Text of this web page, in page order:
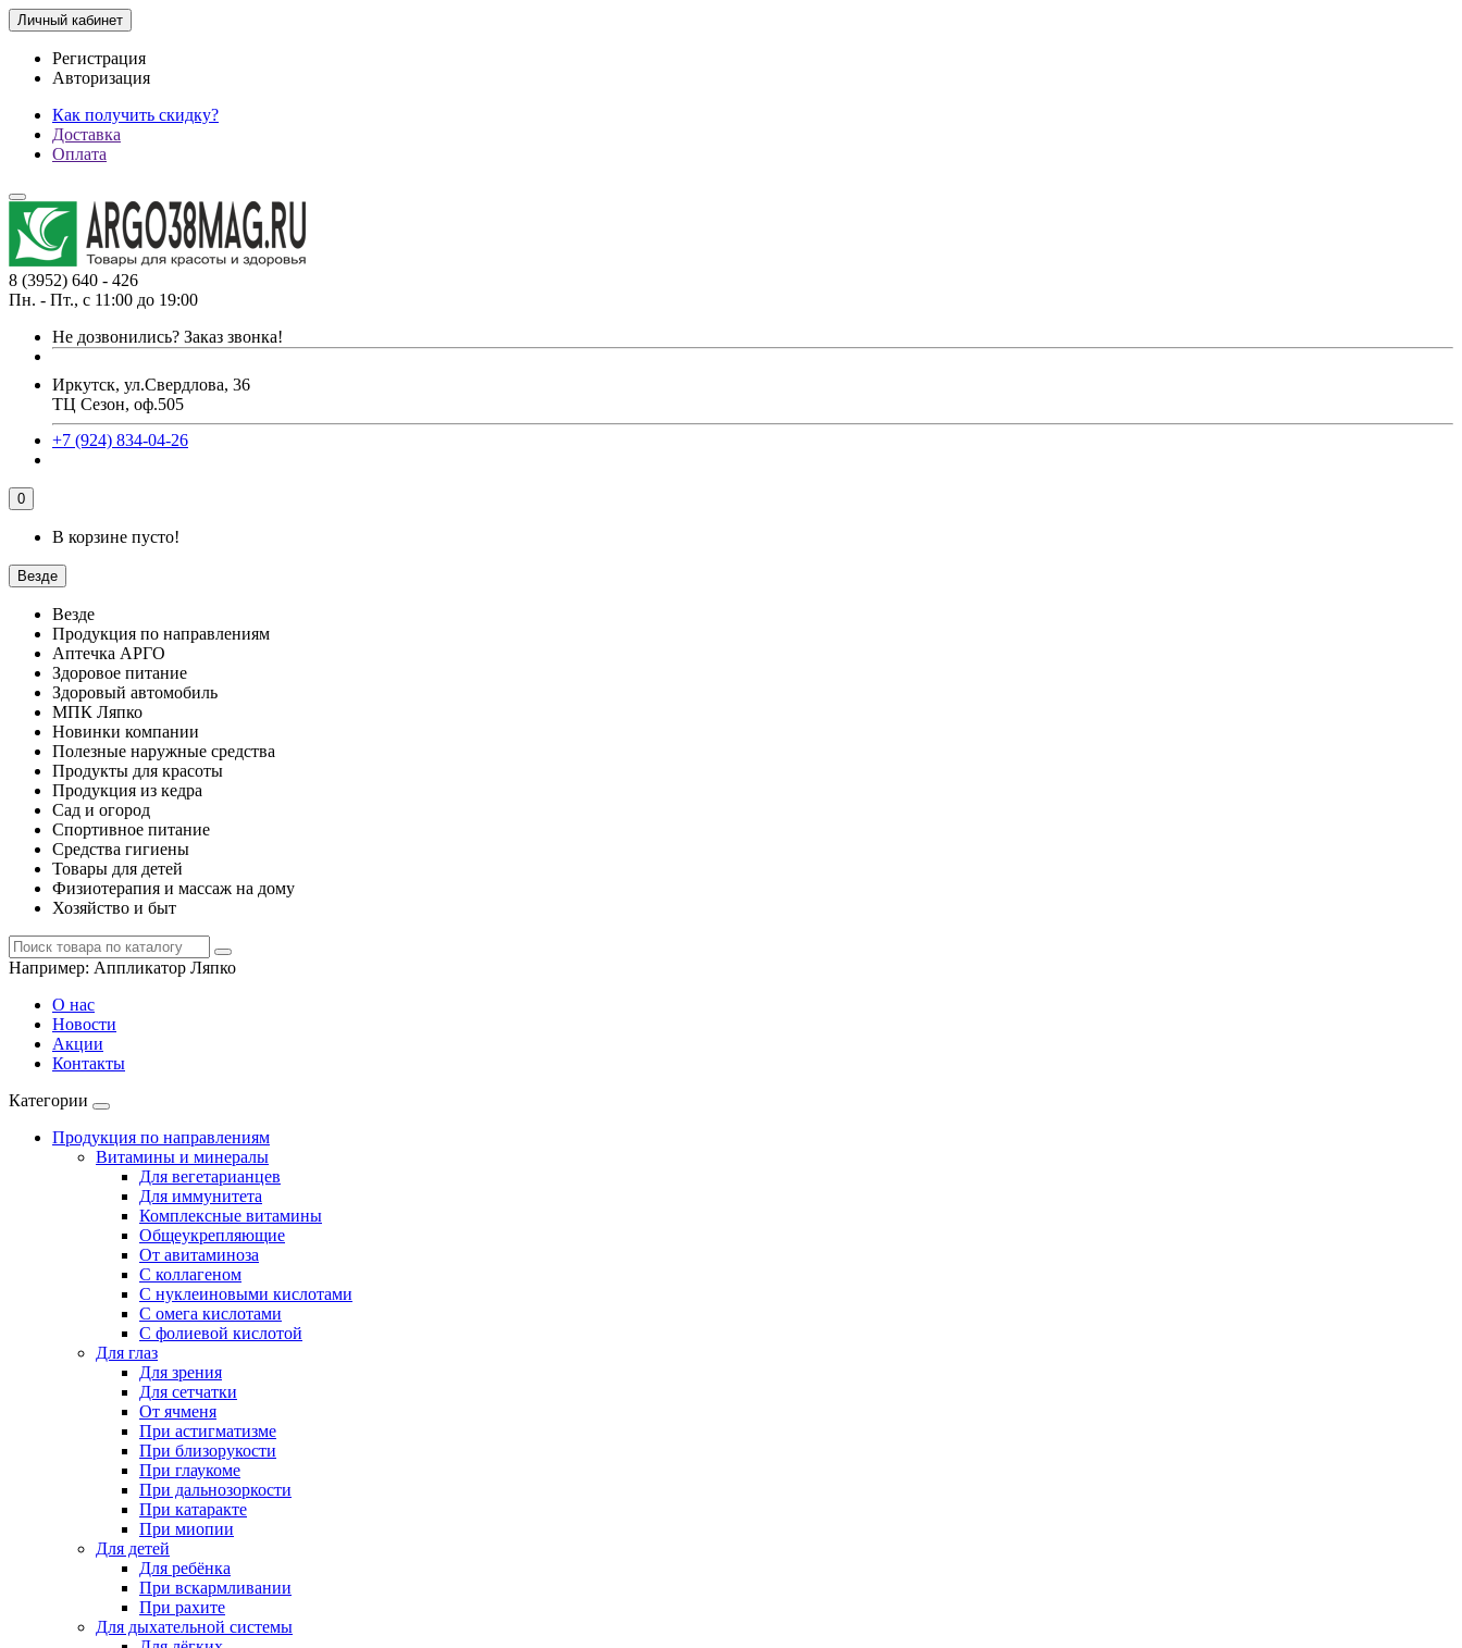
Личный кабинет
Регистрация
Авторизация
Как получить скидку?
Доставка
Оплата
8 (3952) 640 - 426
Пн. - Пт., с 11:00 до 19:00
Не дозвонились? Заказ звонка!
Иркутск, ул.Свердлова, 36
ТЦ Сезон, оф.505
+7 (924) 834-04-26
0
В корзине пусто!
Везде
Везде
Продукция по направлениям
Аптечка АРГО
Здоровое питание
Здоровый автомобиль
МПК Ляпко
Новинки компании
Полезные наружные средства
Продукты для красоты
Продукция из кедра
Сад и огород
Спортивное питание
Средства гигиены
Товары для детей
Физиотерапия и массаж на дому
Хозяйство и быт
Например: Аппликатор Ляпко
О нас
Новости
Акции
Контакты
Категории
Продукция по направлениям
Витамины и минералы
Для вегетарианцев
Для иммунитета
Комплексные витамины
Общеукрепляющие
От авитаминоза
С коллагеном
С нуклеиновыми кислотами
С омега кислотами
С фолиевой кислотой
Для глаз
Для зрения
Для сетчатки
От ячменя
При астигматизме
При близорукости
При глаукоме
При дальнозоркости
При катаракте
При миопии
Для детей
Для ребёнка
При вскармливании
При рахите
Для дыхательной системы